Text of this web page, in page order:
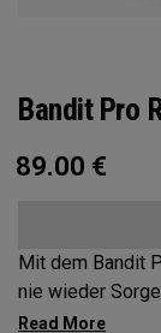
Bandit Pro
89.00 €
Mit dem Bandit
nie wieder
Mission Control